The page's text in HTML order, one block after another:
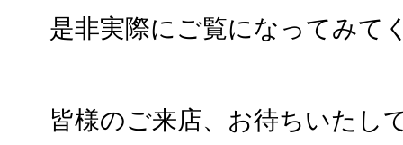
是非実際にご覧になってみて
皆様のご来店、お待ちいたし